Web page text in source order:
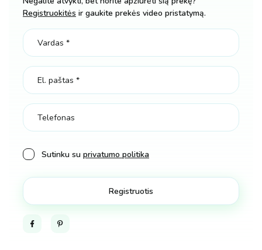
pats
kiekis
Registruokitės ir gaukite prekės video pristatymą.
Sutinku su privatumo politika
FacebookPinterest